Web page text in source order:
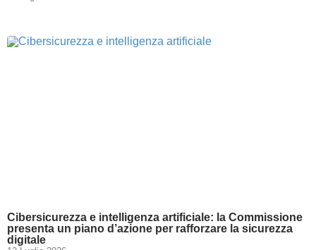
Cibersicurezza e intelligenza artificiale: la Commissione
presenta un piano d’azione per rafforzare la sicurezza
digitale